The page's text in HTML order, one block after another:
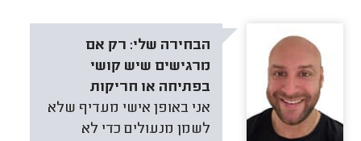
הבחירה שלי: רק אם
מרגישים שיש קושי
בפתיחה או חריקות
אני באופן אישי מעדיף שלא
לשמן מנעולים כדי לא